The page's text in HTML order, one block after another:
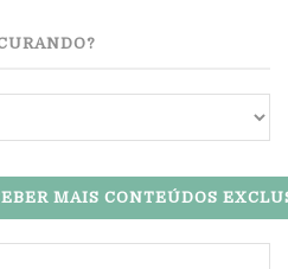
MAIS CONTEÚDOS